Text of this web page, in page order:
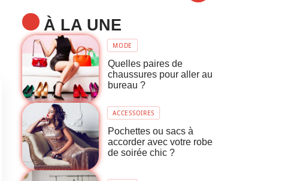
À LA UNE
MODE
Quelles paires de
chaussures pour aller au
bureau ?
ACCESSOIRES
Pochettes ou sacs à
accorder avec votre robe
de soirée chic ?